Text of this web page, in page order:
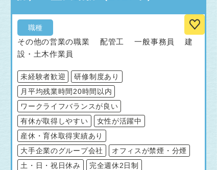
職種
その他の営業の職業 配管工 一般事務員 建
設・土木作業員
未経験者歓迎
研修制度あり
月平均残業時間20時間以内
ワークライフバランスが良い
有休が取得しやすい
女性が活躍中
産休・育休取得実績あり
大手企業のグループ会社
オフィスが禁煙・分煙
土・日・祝日休み
完全週休2日制